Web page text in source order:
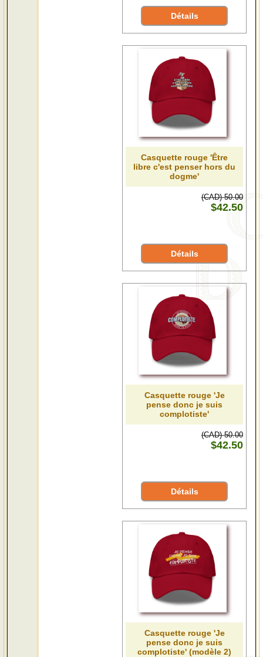
Détails
Casquette rouge 'Être
libre c'est penser hors du
dogme'
(CAD) 50.00
$42.50
Détails
Casquette rouge 'Je
pense donc je suis
complotiste'
(CAD) 50.00
$42.50
Détails
Casquette rouge 'Je
pense donc je suis
complotiste' (modèle 2)